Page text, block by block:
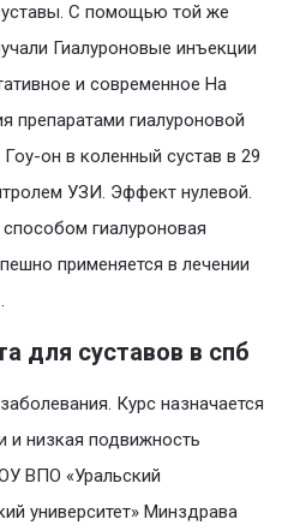
С помощью той же
Гиалуроновые инъекции
и современное На
препаратами гиалуроновой
Гоу-он в коленный сустав в 29
УЗИ. Эффект нулевой.
гиалуроновая
применяется в лечении
для суставов в спб
Курс назначается
и низкая подвижность
ВПО «Уральский
университет» Минздрава